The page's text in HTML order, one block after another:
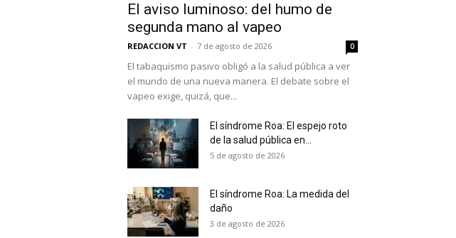
No te pierdas de las últimas
Suscríbete a nuestro boletín diario y recibe todas las
noticias del vapeo y la reducción de daños en tu correo
El aviso luminoso: del humo de
segunda mano al vapeo
REDACCION VT - 7 de agosto de 2026 0
El tabaquismo pasivo obligó a la salud pública a ver
el mundo de una nueva manera. El debate sobre el
vapeo exige, quizá, que...
El síndrome Roa: El espejo roto
de la salud pública en...
5 de agosto de 2026
El síndrome Roa: La medida del
daño
3 de agosto de 2026